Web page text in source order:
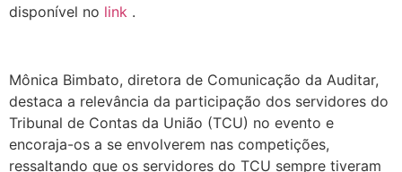
disponível no link .
Mônica Bimbato, diretora de Comunicação da Auditar,
destaca a relevância da participação dos servidores do
Tribunal de Contas da União (TCU) no evento e
encoraja-os a se envolverem nas competições,
ressaltando que os servidores do TCU sempre tiveram